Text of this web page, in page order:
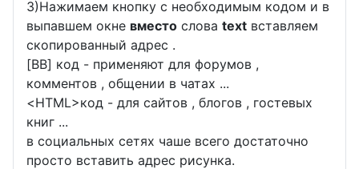
3)Нажимаем кнопку с необходимым кодом и в
выпавшем окне вместо слова text вставляем
скопированный адрес .
[BB] код - применяют для форумов ,
комментов , общении в чатах ...
<HTML>код - для сайтов , блогов , гостевых
книг ...
в социальных сетях чаше всего достаточно
просто вставить адрес рисунка.